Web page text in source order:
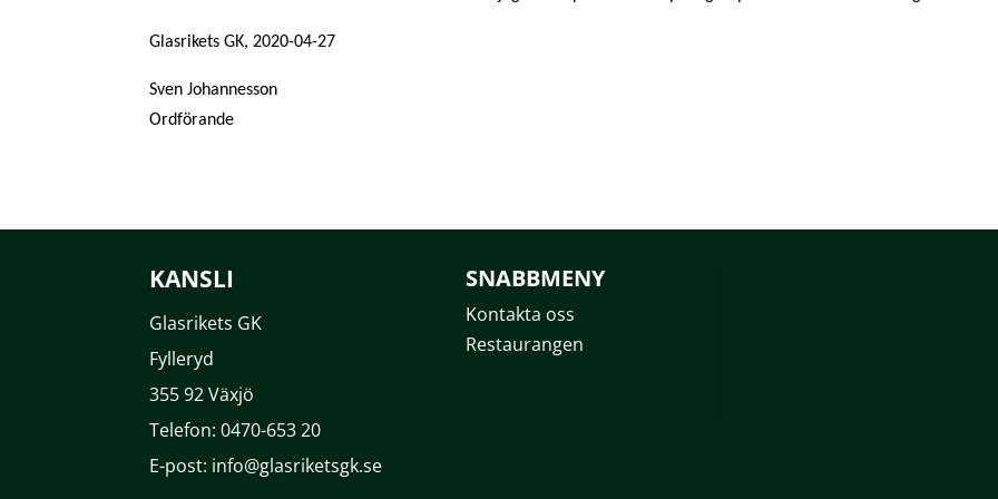
Glasrikets GK, 2020-04-27
Sven Johannesson
Ordförande
KANSLI
Glasrikets GK
Fylleryd
355 92 Växjö
Telefon: 0470-653 20
E-post: info@glasriketsgk.se
SNABBMENY
Kontakta oss
Restaurangen